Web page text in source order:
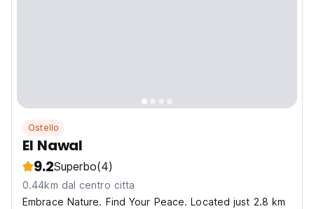
Ostello
El Nawal
9.2Superbo(4)
0.44km dal centro citta
Embrace Nature. Find Your Peace. Located just 2.8 km